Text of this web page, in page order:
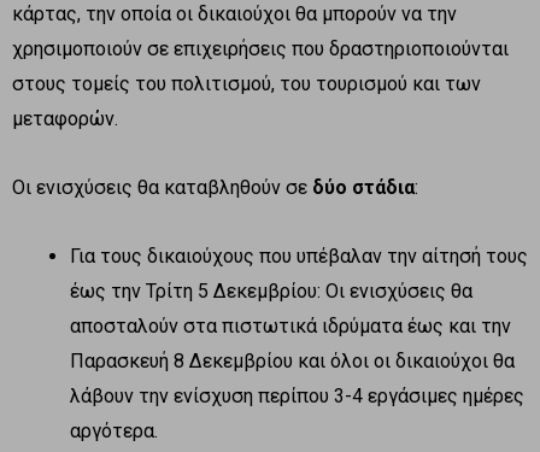
κάρτας, την οποία οι δικαιούχοι θα μπορούν να την
χρησιμοποιούν σε επιχειρήσεις που δραστηριοποιούνται
στους τομείς του πολιτισμού, του τουρισμού και των
μεταφορών.
Οι ενισχύσεις θα καταβληθούν σε δύο στάδια:
Για τους δικαιούχους που υπέβαλαν την αίτησή τους
έως την Τρίτη 5 Δεκεμβρίου: Οι ενισχύσεις θα
αποσταλούν στα πιστωτικά ιδρύματα έως και την
Παρασκευή 8 Δεκεμβρίου και όλοι οι δικαιούχοι θα
λάβουν την ενίσχυση περίπου 3-4 εργάσιμες ημέρες
αργότερα.